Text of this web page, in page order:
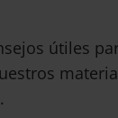
útiles